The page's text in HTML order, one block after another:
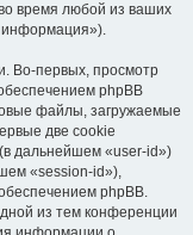
время любой из ваших
информация»).
Во-первых, просмотр
phpBB
файлы, загружаемые
две cookie
дальнейшем «user-id»)
«session-id»),
phpBB.
из тем конференции